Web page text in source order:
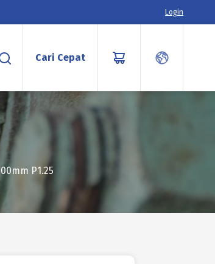
Login
Cari Cepat
P1.25